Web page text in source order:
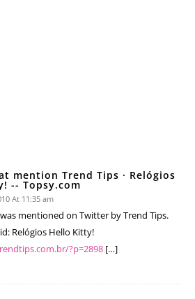
mention Trend Tips · Relógios
-- Topsy.com
At 11:35 am
mentioned on Twitter by Trend Tips.
Relógios Hello Kitty!
?p=2898 […]